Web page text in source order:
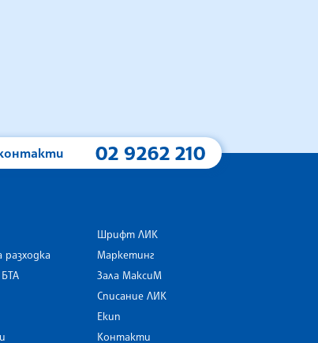
02 9262 210
разходка
Шрифт ЛИК
Маркетинг
Зала МаксиМ
Списание ЛИК
Екип
Контакти